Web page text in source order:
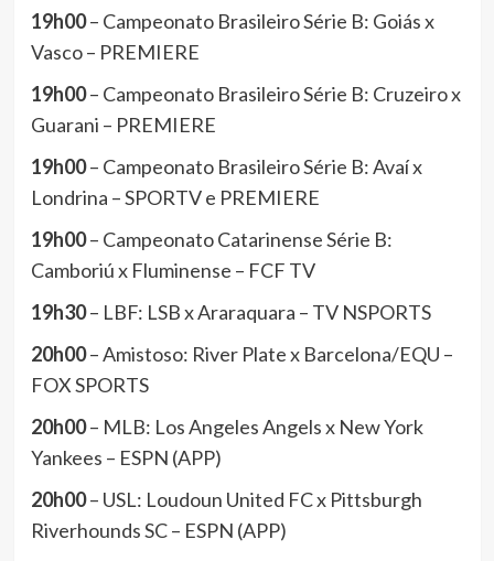
19h00– Campeonato Brasileiro Série B: Goiás x
Vasco – PREMIERE
19h00– Campeonato Brasileiro Série B: Cruzeiro x
Guarani – PREMIERE
19h00– Campeonato Brasileiro Série B: Avaí x
Londrina – SPORTV e PREMIERE
19h00– Campeonato Catarinense Série B:
Camboriú x Fluminense – FCF TV
19h30– LBF: LSB x Araraquara – TV NSPORTS
20h00– Amistoso: River Plate x Barcelona/EQU –
FOX SPORTS
20h00– MLB: Los Angeles Angels x New York
Yankees – ESPN (APP)
20h00– USL: Loudoun United FC x Pittsburgh
Riverhounds SC – ESPN (APP)